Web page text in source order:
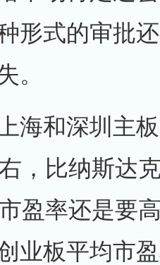
形式的审批
。
海和深圳主
，比纳斯达
盈率还是要
业板平均市